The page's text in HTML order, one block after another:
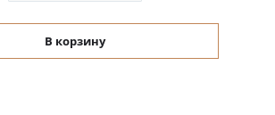
В корзину